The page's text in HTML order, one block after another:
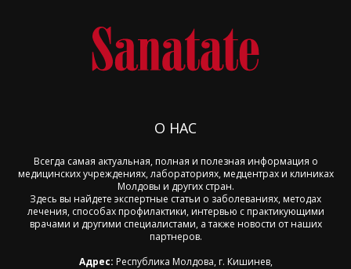
О НАС
Всегда самая актуальная, полная и полезная информация о
медицинских учреждениях, лабораториях, медцентрах и клиниках
Молдовы и других стран.
Здесь вы найдете экспертные статьи о заболеваниях, методах
лечения, способах профилактики, интервью с практикующими
врачами и другими специалистами, а также новости от наших
партнеров.
Адрес: Республика Молдова, г. Кишинев,